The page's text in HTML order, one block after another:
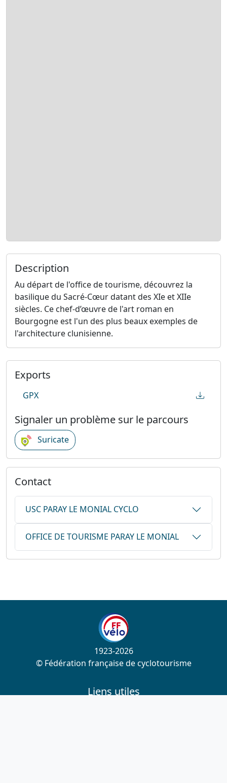
Description
Au départ de l'office de tourisme, découvrez la
basilique du Sacré-Cœur datant des XIe et XIIe
siècles. Ce chef-d’œuvre de l'art roman en
Bourgogne est l'un des plus beaux exemples de
l'architecture clunisienne.
Exports
GPX
Signaler un problème sur le parcours
Suricate
Contact
USC PARAY LE MONIAL CYCLO
OFFICE DE TOURISME PARAY LE MONIAL
1923-2026
© Fédération française de cyclotourisme
Liens utiles